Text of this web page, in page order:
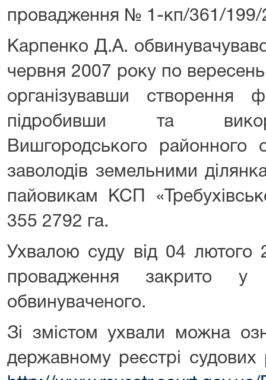
провадження № 1-кп/361/199/
Карпенко Д.А.
червня 2007 року по
організувавши створення
підробивши та
Вишгородського районного
заволодів земельними
пайовикам КСП
355 2792 га.
Ухвалою суду від 04 лютого
провадження закрито у
обвинуваченого.
Зі змістом ухвали можна
державному реєстрі